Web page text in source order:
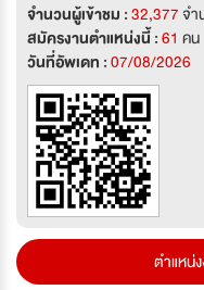
จำนวนผู้เข้าชม :32,377จำ
สมัครงานตำแหน่งนี้ :61 คน
วันที่อัพเดท :07/08/2026
ตำแหน่